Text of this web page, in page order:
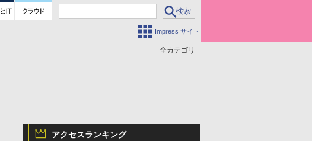
Impress サイト
全カテゴリ
アクセスランキング